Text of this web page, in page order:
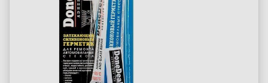
Оптовым и корпоративным клиентам